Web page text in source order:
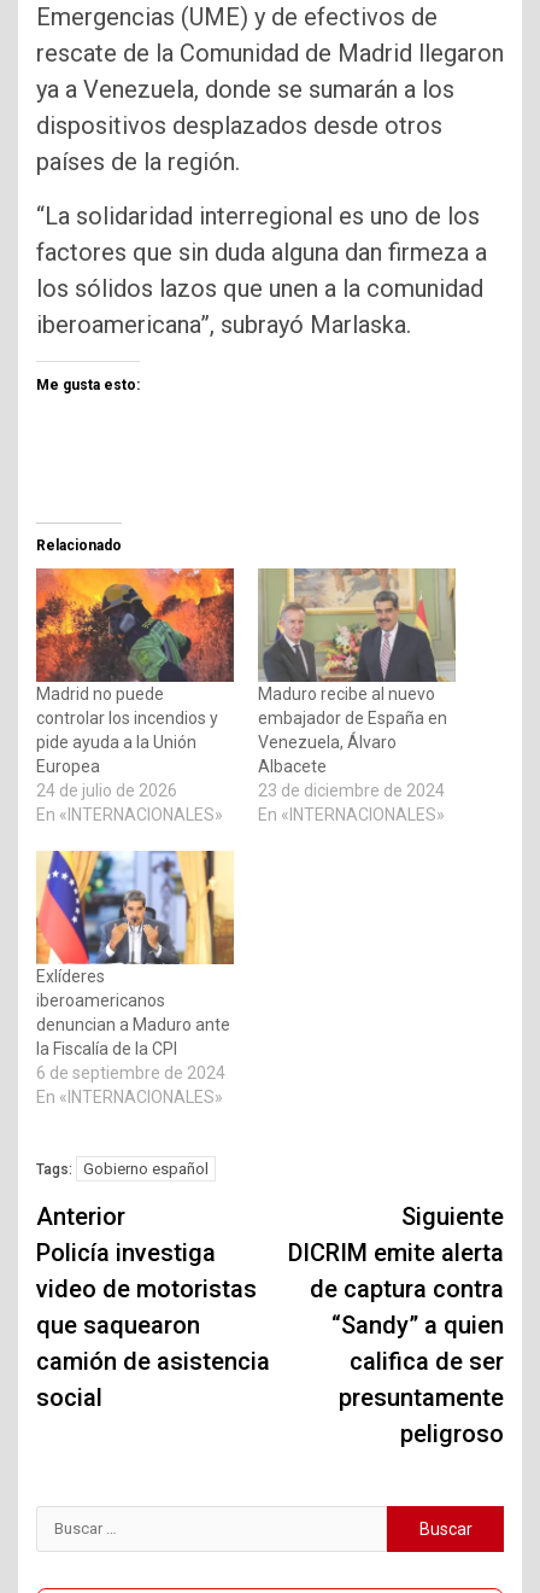
Emergencias (UME) y de efectivos de
rescate de la Comunidad de Madrid llegaron
ya a Venezuela, donde se sumarán a los
dispositivos desplazados desde otros
países de la región.
“La solidaridad interregional es uno de los
factores que sin duda alguna dan firmeza a
los sólidos lazos que unen a la comunidad
iberoamericana”, subrayó Marlaska.
Me gusta esto:
Relacionado
Madrid no puede
controlar los incendios y
pide ayuda a la Unión
Europea
24 de julio de 2026
En «INTERNACIONALES»
Maduro recibe al nuevo
embajador de España en
Venezuela, Álvaro
Albacete
23 de diciembre de 2024
En «INTERNACIONALES»
Exlíderes
iberoamericanos
denuncian a Maduro ante
la Fiscalía de la CPI
6 de septiembre de 2024
En «INTERNACIONALES»
Tags: Gobierno español
Navegación
de
entradas
Anterior
Policía investiga
video de motoristas
que saquearon
camión de asistencia
social
Siguiente
DICRIM emite alerta
de captura contra
“Sandy” a quien
califica de ser
presuntamente
peligroso
Buscar: